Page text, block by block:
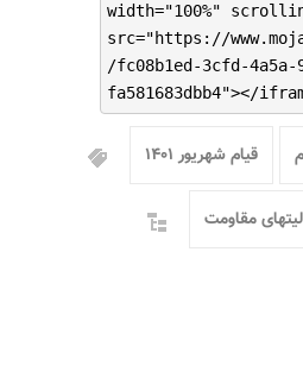
width="100%"
src="https://
/fc08b1ed-3cfd-4a5a-
fa581683dbb4"></
قیام شهریور ۱۴۰۱
مقاومت